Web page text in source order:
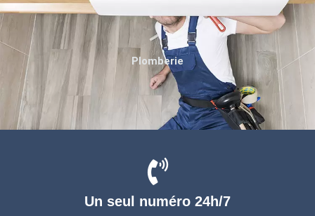
Un seul numéro 24h/7
Plomberie